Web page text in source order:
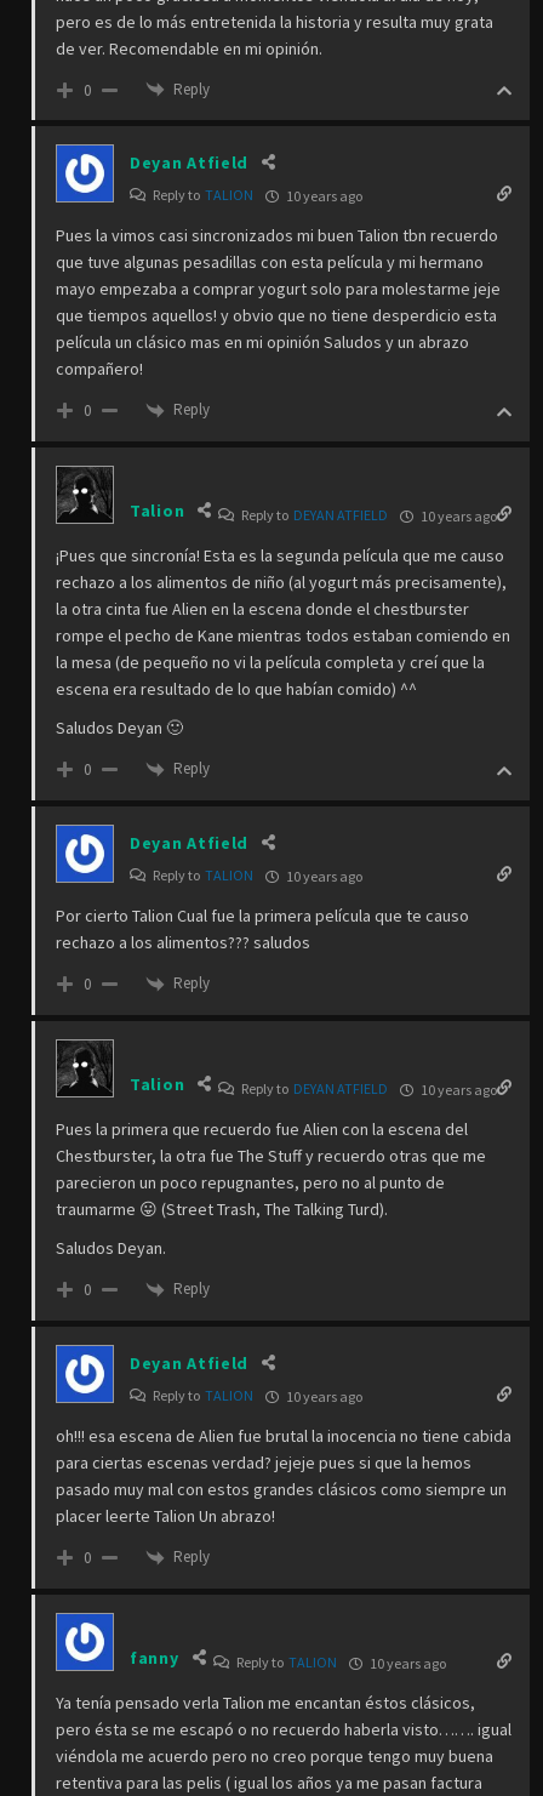
pero es de lo más entretenida la historia y resulta muy grata
de ver. Recomendable en mi opinión.
0 Reply
Deyan Atfield
Reply to TALION 10 years ago
Pues la vimos casi sincronizados mi buen Talion tbn recuerdo
que tuve algunas pesadillas con esta película y mi hermano
mayo empezaba a comprar yogurt solo para molestarme jeje
que tiempos aquellos! y obvio que no tiene desperdicio esta
película un clásico mas en mi opinión Saludos y un abrazo
compañero!
0 Reply
Talion Reply to DEYAN ATFIELD 10 years ago
¡Pues que sincronía! Esta es la segunda película que me causo
rechazo a los alimentos de niño (al yogurt más precisamente),
la otra cinta fue Alien en la escena donde el chestburster
rompe el pecho de Kane mientras todos estaban comiendo en
la mesa (de pequeño no vi la película completa y creí que la
escena era resultado de lo que habían comido) ^^
Saludos Deyan 🙂
0 Reply
Deyan Atfield
Reply to TALION 10 years ago
Por cierto Talion Cual fue la primera película que te causo
rechazo a los alimentos??? saludos
0 Reply
Talion Reply to DEYAN ATFIELD 10 years ago
Pues la primera que recuerdo fue Alien con la escena del
Chestburster, la otra fue The Stuff y recuerdo otras que me
parecieron un poco repugnantes, pero no al punto de
traumarme 😛 (Street Trash, The Talking Turd).
Saludos Deyan.
0 Reply
Deyan Atfield
Reply to TALION 10 years ago
oh!!! esa escena de Alien fue brutal la inocencia no tiene cabida
para ciertas escenas verdad? jejeje pues si que la hemos
pasado muy mal con estos grandes clásicos como siempre un
placer leerte Talion Un abrazo!
0 Reply
fanny Reply to TALION 10 years ago
Ya tenía pensado verla Talion me encantan éstos clásicos,
pero ésta se me escapó o no recuerdo haberla visto……. igual
viéndola me acuerdo pero no creo porque tengo muy buena
retentiva para las pelis ( igual los años ya me pasan factura